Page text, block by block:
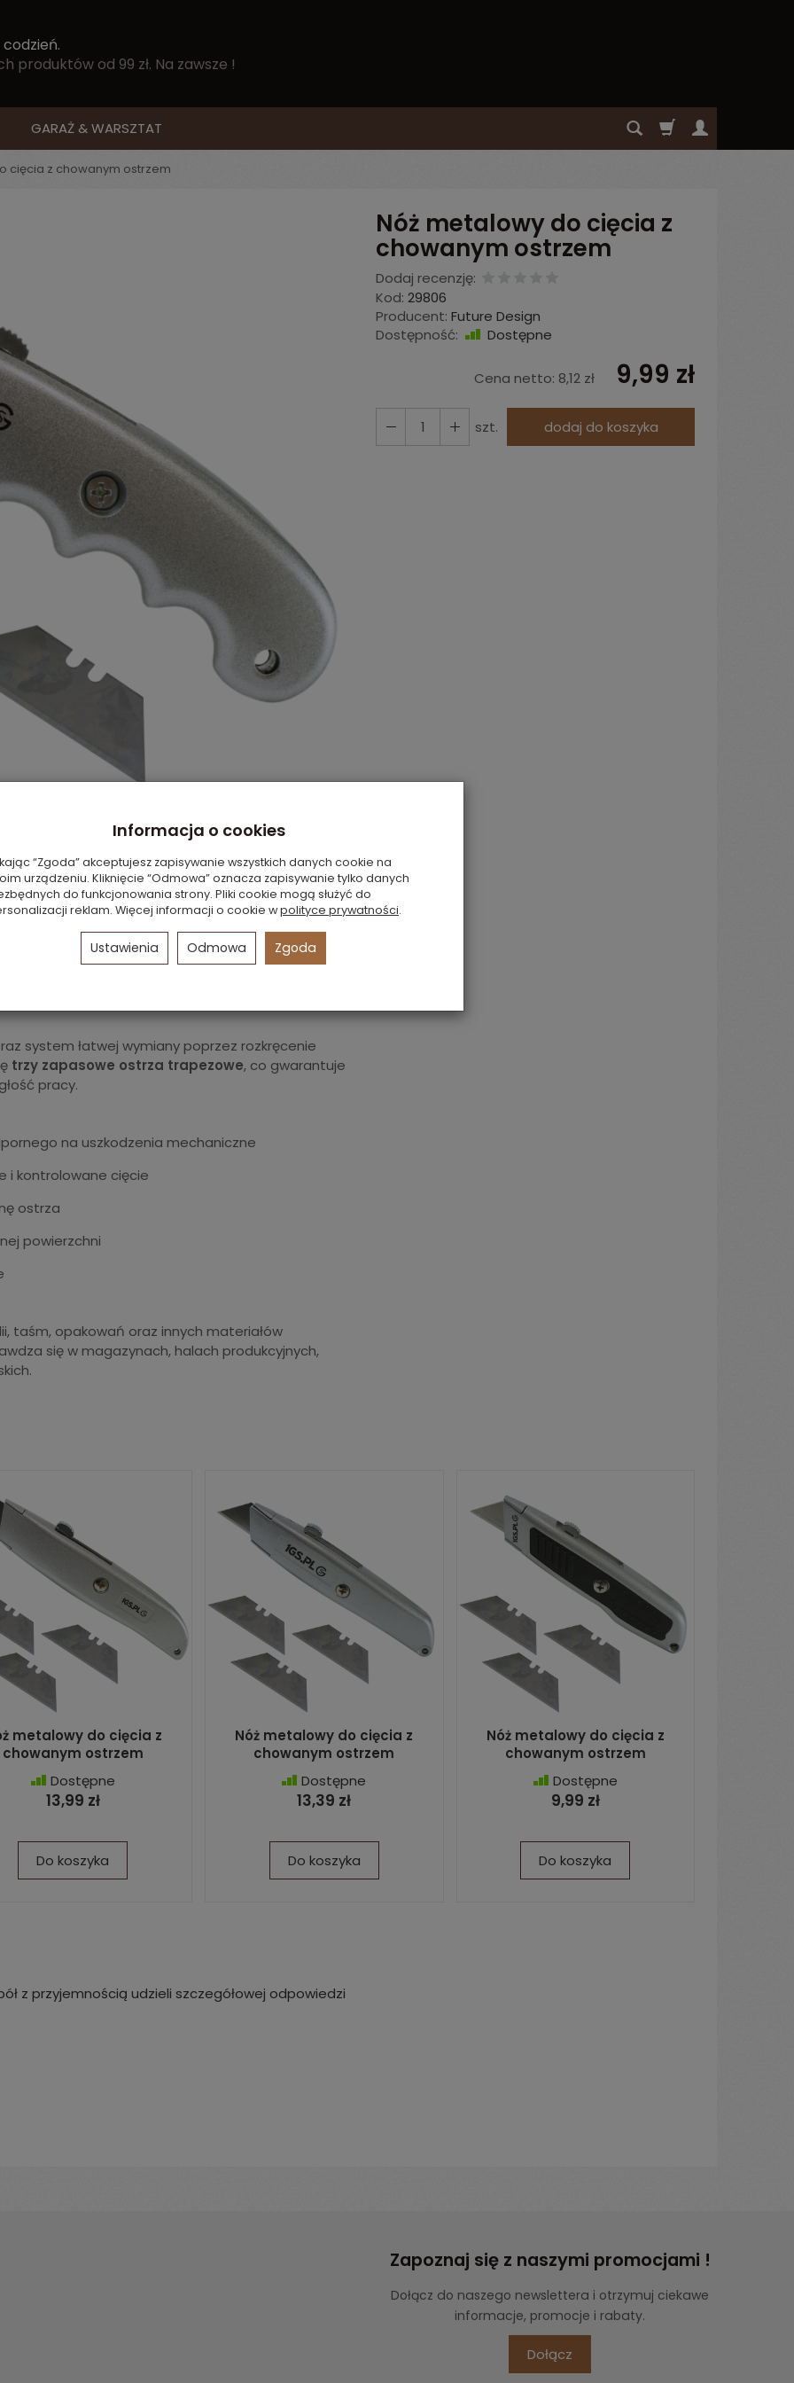
produktów od 99 zł. Na zawsze !
GARAŻ & WARSZTAT
cięcia z chowanym ostrzem
Nóż metalowy do cięcia z
chowanym ostrzem
Dodaj recenzję:
Kod: 29806
Producent: Future Design
Dostępność:
Dostępne
Cena netto: 8,12 zł 9,99 zł
szt. dodaj do koszyka
ostrzami
odlewu aluminium,
logistycznym, produkcyjnym i
pracy, odporność na uszkodzenia oraz długą
system łatwej wymiany poprzez rozkręcenie
trzy zapasowe ostrza trapezowe, co gwarantuje
pracy.
na uszkodzenia mechaniczne
i kontrolowane cięcie
ostrza
powierzchni
taśm, opakowań oraz innych materiałów
się w magazynach, halach produkcyjnych,
metalowy do cięcia z
chowanym ostrzem
Dostępne
13,99 zł
Do koszyka
Nóż metalowy do cięcia z
chowanym ostrzem
Dostępne
13,39 zł
Do koszyka
Nóż metalowy do cięcia z
chowanym ostrzem
Dostępne
9,99 zł
Do koszyka
z przyjemnością udzieli szczegółowej odpowiedzi
Zapoznaj się z naszymi promocjami !
Dołącz do naszego newslettera i otrzymuj ciekawe
informacje, promocje i rabaty.
Dołącz
Informacja o cookies
“Zgoda” akceptujesz zapisywanie wszystkich danych cookie na
urządzeniu. Kliknięcie “Odmowa” oznacza zapisywanie tylko danych
do funkcjonowania strony. Pliki cookie mogą służyć do
reklam. Więcej informacji o cookie wpolityce prywatności.
Ustawienia Odmowa Zgoda